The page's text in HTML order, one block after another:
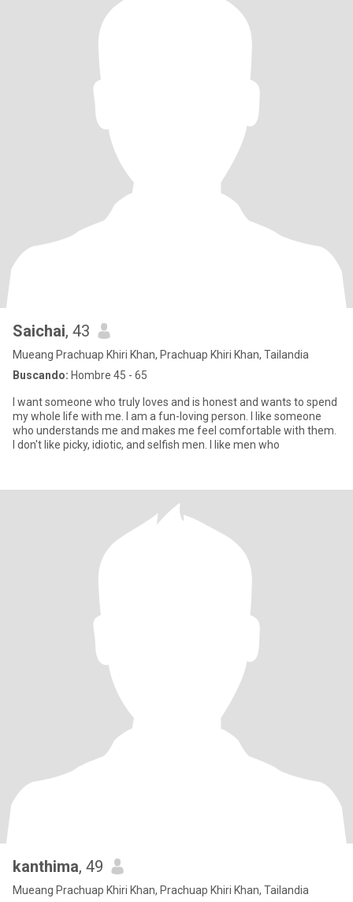
Saichai, 43
Mueang Prachuap Khiri Khan, Prachuap Khiri Khan, Tailandia
Buscando: Hombre 45 - 65
I want someone who truly loves and is honest and wants to spend
my whole life with me. I am a fun-loving person. I like someone
who understands me and makes me feel comfortable with them.
I don't like picky, idiotic, and selfish men. I like men who
kanthima, 49
Mueang Prachuap Khiri Khan, Prachuap Khiri Khan, Tailandia